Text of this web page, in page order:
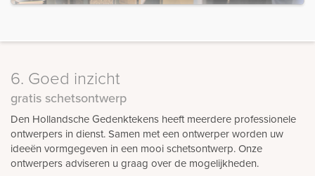
6. Goed inzicht
gratis schetsontwerp
Den Hollandsche Gedenktekens heeft meerdere professionele
ontwerpers in dienst. Samen met een ontwerper worden uw
ideeën vormgegeven in een mooi schetsontwerp. Onze
ontwerpers adviseren u graag over de mogelijkheden.